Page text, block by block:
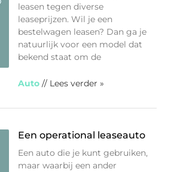
leasen tegen diverse
leaseprijzen. Wil je een
bestelwagen leasen? Dan ga je
natuurlijk voor een model dat
bekend staat om de
Auto // Lees verder »
Een operational leaseauto
Een auto die je kunt gebruiken,
maar waarbij een ander